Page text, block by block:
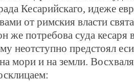
Кесарийскаго, идеже
от римския власти
же потребова суда кесаря
неотступно предстоял
мори и на земли.